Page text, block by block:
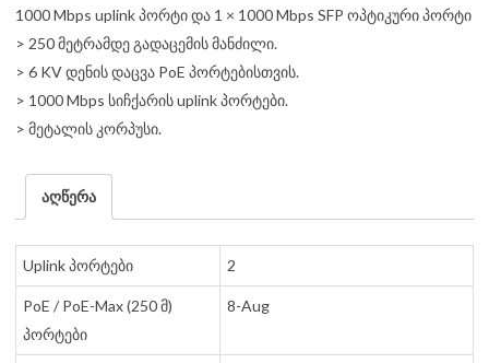
1000 Mbps uplink პორტი და 1 × 1000 Mbps SFP ოპტიკური პორტი
> 250 მეტრამდე გადაცემის მანძილი.
> 6 KV დენის დაცვა PoE პორტებისთვის.
> 1000 Mbps სიჩქარის uplink პორტები.
> მეტალის კორპუსი.
აღწერა
Uplink პორტები 2
PoE / PoE-Max (250 მ)
პორტები
8-Aug